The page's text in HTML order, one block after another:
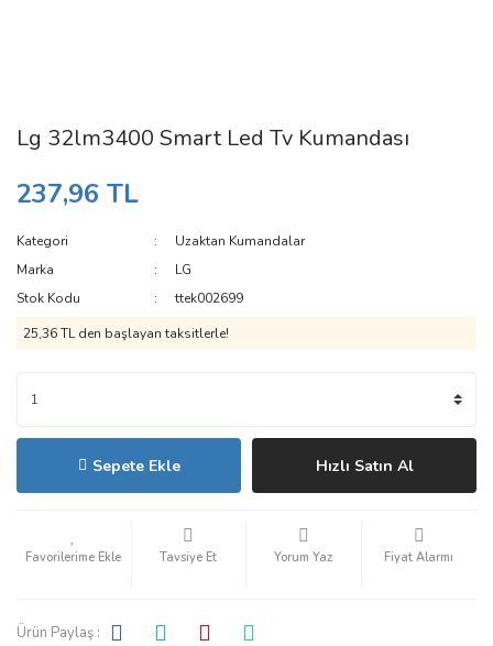
Lg 32lm3400 Smart Led Tv Kumandası
237,96 TL
Kategori
Uzaktan Kumandalar
Marka
LG
Stok Kodu
ttek002699
25,36 TL den başlayan taksitlerle!
Sepete Ekle Hızlı Satın Al
Tavsiye Et Yorum Yaz Fiyat Alarmı
Ürün Paylaş :